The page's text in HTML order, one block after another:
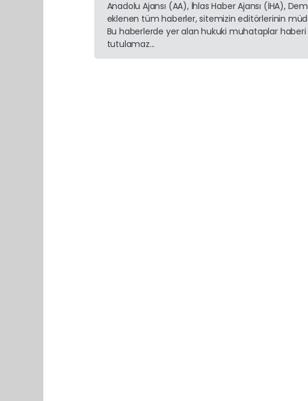
Anadolu Ajansı (AA), İhlas Haber Ajansı (İHA),
eklenen tüm haberler, sitemizin editörlerinin
Bu haberlerde yer alan hukuki muhataplar
tutulamaz...